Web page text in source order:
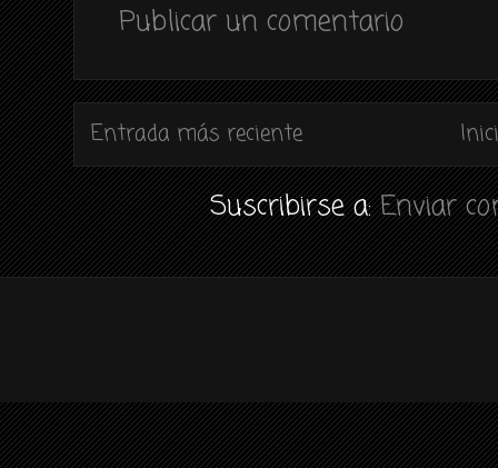
Publicar un comentario
Entrada más reciente
Suscribirse a:Enviar